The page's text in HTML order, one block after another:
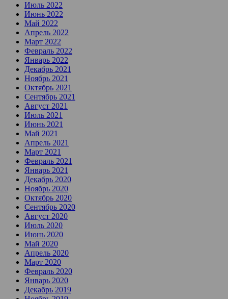
Июль 2022
Июнь 2022
Май 2022
Апрель 2022
Март 2022
Февраль 2022
Январь 2022
Декабрь 2021
Ноябрь 2021
Октябрь 2021
Сентябрь 2021
Август 2021
Июль 2021
Июнь 2021
Май 2021
Апрель 2021
Март 2021
Февраль 2021
Январь 2021
Декабрь 2020
Ноябрь 2020
Октябрь 2020
Сентябрь 2020
Август 2020
Июль 2020
Июнь 2020
Май 2020
Апрель 2020
Март 2020
Февраль 2020
Январь 2020
Декабрь 2019